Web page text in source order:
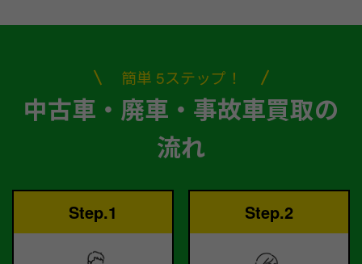
簡単 5ステップ！
中古車・廃車・事故車買取の
流れ
Step.1 Step.2